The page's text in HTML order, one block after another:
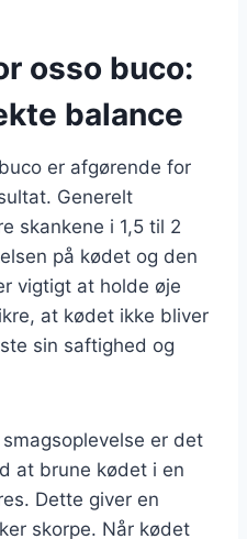
osso buco:
balance
er afgørende for
Generelt
skankene i 1,5 til 2
på kødet og den
vigtigt at holde øje
at kødet ikke bliver
sin saftighed og
er det
at brune kødet i en
Dette giver en
skorpe. Når kødet